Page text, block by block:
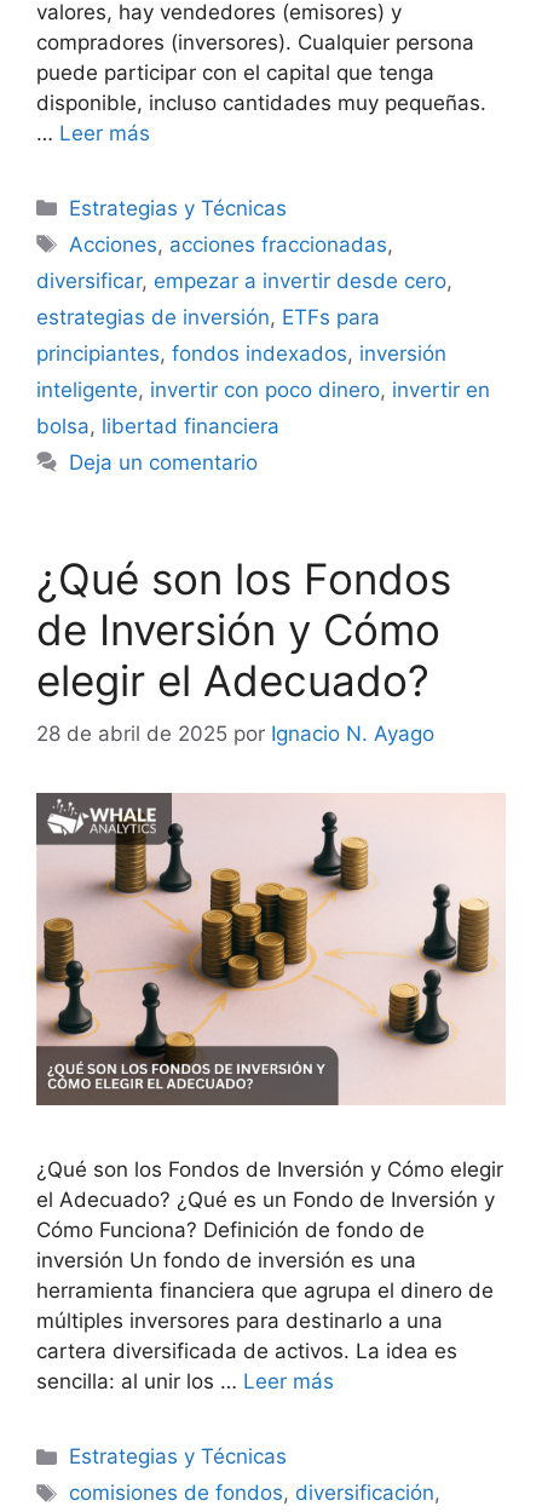
valores, hay vendedores (emisores) y
compradores (inversores)​. Cualquier persona
puede participar con el capital que tenga
disponible, incluso cantidades muy pequeñas.
… Leer más
Categorías
Estrategias y Técnicas
Etiquetas
Acciones, acciones fraccionadas,
diversificar, empezar a invertir desde cero,
estrategias de inversión, ETFs para
principiantes, fondos indexados, inversión
inteligente, invertir con poco dinero, invertir en
bolsa, libertad financiera
Deja un comentario
¿Qué son los Fondos
de Inversión y Cómo
elegir el Adecuado?
28 de abril de 2025 por Ignacio N. Ayago
¿Qué son los Fondos de Inversión y Cómo elegir
el Adecuado? ¿Qué es un Fondo de Inversión y
Cómo Funciona? Definición de fondo de
inversión Un fondo de inversión es una
herramienta financiera que agrupa el dinero de
múltiples inversores para destinarlo a una
cartera diversificada de activos. La idea es
sencilla: al unir los … Leer más
Categorías
Estrategias y Técnicas
Etiquetas
comisiones de fondos, diversificación,